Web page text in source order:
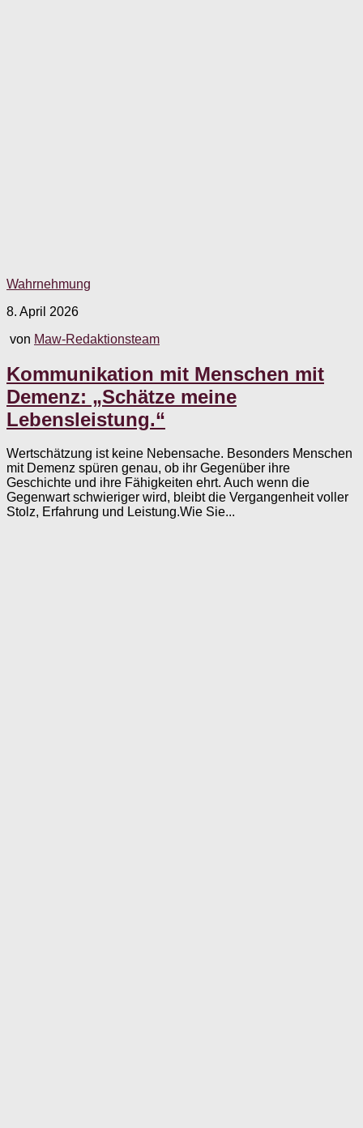
Wahrnehmung
8. April 2026
von Maw-Redaktionsteam
Kommunikation mit Menschen mit
Demenz: „Schätze meine
Lebensleistung.“
Wertschätzung ist keine Nebensache. Besonders Menschen
mit Demenz spüren genau, ob ihr Gegenüber ihre
Geschichte und ihre Fähigkeiten ehrt. Auch wenn die
Gegenwart schwieriger wird, bleibt die Vergangenheit voller
Stolz, Erfahrung und Leistung.Wie Sie...